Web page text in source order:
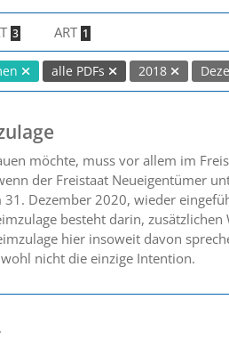
3 ART 1
alle PDFs 2018
möchte, muss vor allem im
der Freistaat Neueigentümer
Dezember 2020, wieder
besteht darin,
hier insoweit davon
nicht die einzige Intention.